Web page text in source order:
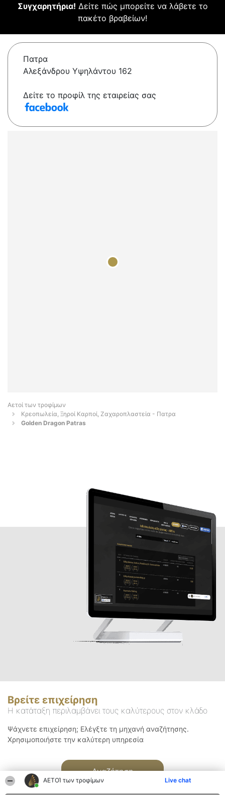
ΑΕΤΟΊ των τροφίμων Live chat
Συγχαρητήρια! Δείτε πώς μπορείτε να λάβετε το
πακέτο βραβείων!
Πατρα
Αλεξάνδρου Υψηλάντου 162
Δείτε το προφίλ της εταιρείας σας
Αετοί των τροφίμων
Κρεοπωλεία, Ξηροί Καρποί, Ζαχαροπλαστεία - Πατρα
Golden Dragon Patras
Βρείτε επιχείρηση
Η κατάταξη περιλαμβάνει τους καλύτερους στον κλάδο
Ψάχνετε επιχείρηση; Ελέγξτε τη μηχανή αναζήτησης.
Χρησιμοποιήστε την καλύτερη υπηρεσία
Αναζήτηση